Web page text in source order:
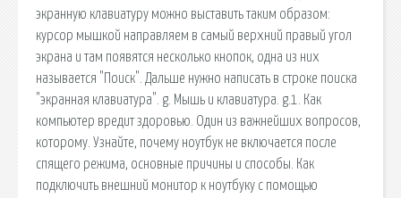
экранную клавиатуру можно выставить таким образом:
курсор мышкой направляем в самый верхний правый угол
экрана и там появятся несколько кнопок, одна из них
называется "Поиск". Дальше нужно написать в строке поиска
"экранная клавиатура". g. Мышь и клавиатура. g.1. Как
компьютер вредит здоровью. Один из важнейших вопросов,
которому. Узнайте, почему ноутбук не включается после
спящего режима, основные причины и способы. Как
подключить внешний монитор к ноутбуку с помощью